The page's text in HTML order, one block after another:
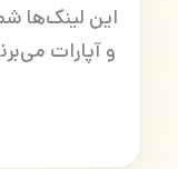
این لینک‌ها
و آپارات